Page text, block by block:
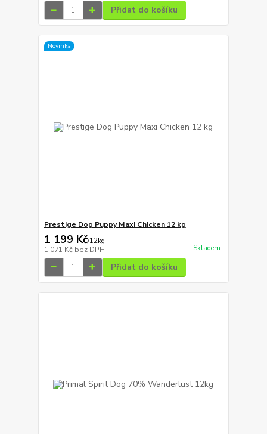
Přidat do košíku
Novinka
Prestige Dog Puppy Maxi Chicken 12 kg
1 199 Kč/12kg
1 071 Kč bez DPH Skladem
Přidat do košíku